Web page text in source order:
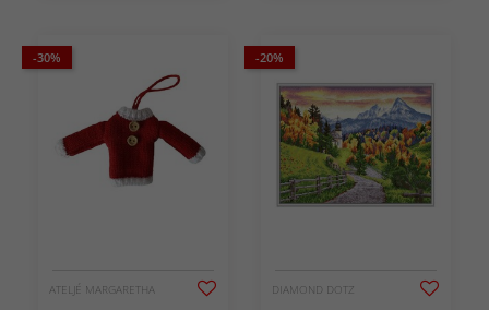
-30%
ATELJÉ MARGARETHA
-20%
DIAMOND DOTZ